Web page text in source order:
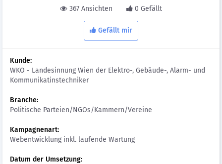
367 Ansichten 0 Gefällt
Gefällt mir
Kunde:
WKO - Landesinnung Wien der Elektro-, Gebäude-, Alarm- und
Kommunikatinstechniker
Branche:
Politische Parteien/NGOs/Kammern/Vereine
Kampagnenart:
Webentwicklung inkl. laufende Wartung
Datum der Umsetzung: